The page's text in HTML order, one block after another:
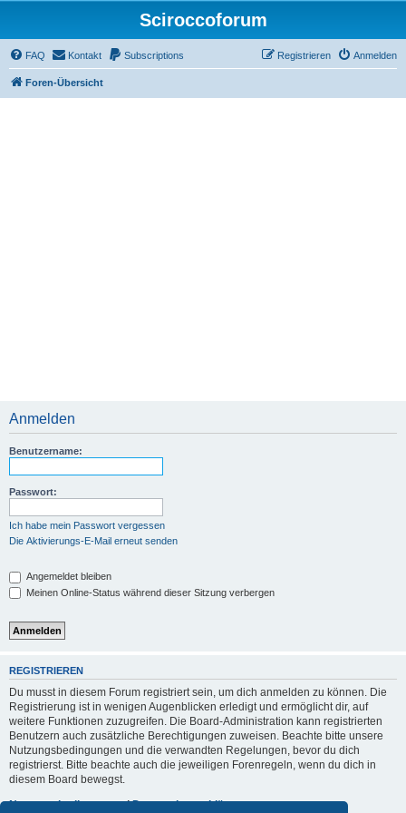
Sciroccoforum
FAQ Kontakt Subscriptions Anmelden
Registrieren
Foren-Übersicht
Anmelden
Benutzername:
Passwort:
Ich habe mein Passwort vergessen
Die Aktivierungs-E-Mail erneut senden
Angemeldet bleiben
Meinen Online-Status während dieser Sitzung verbergen
REGISTRIEREN
Du musst in diesem Forum registriert sein, um dich anmelden zu können. Die
Registrierung ist in wenigen Augenblicken erledigt und ermöglicht dir, auf
weitere Funktionen zuzugreifen. Die Board-Administration kann registrierten
Benutzern auch zusätzliche Berechtigungen zuweisen. Beachte bitte unsere
Nutzungsbedingungen und die verwandten Regelungen, bevor du dich
registrierst. Bitte beachte auch die jeweiligen Forenregeln, wenn du dich in
diesem Board bewegst.
Nutzungsbedingungen|Datenschutzerklärung